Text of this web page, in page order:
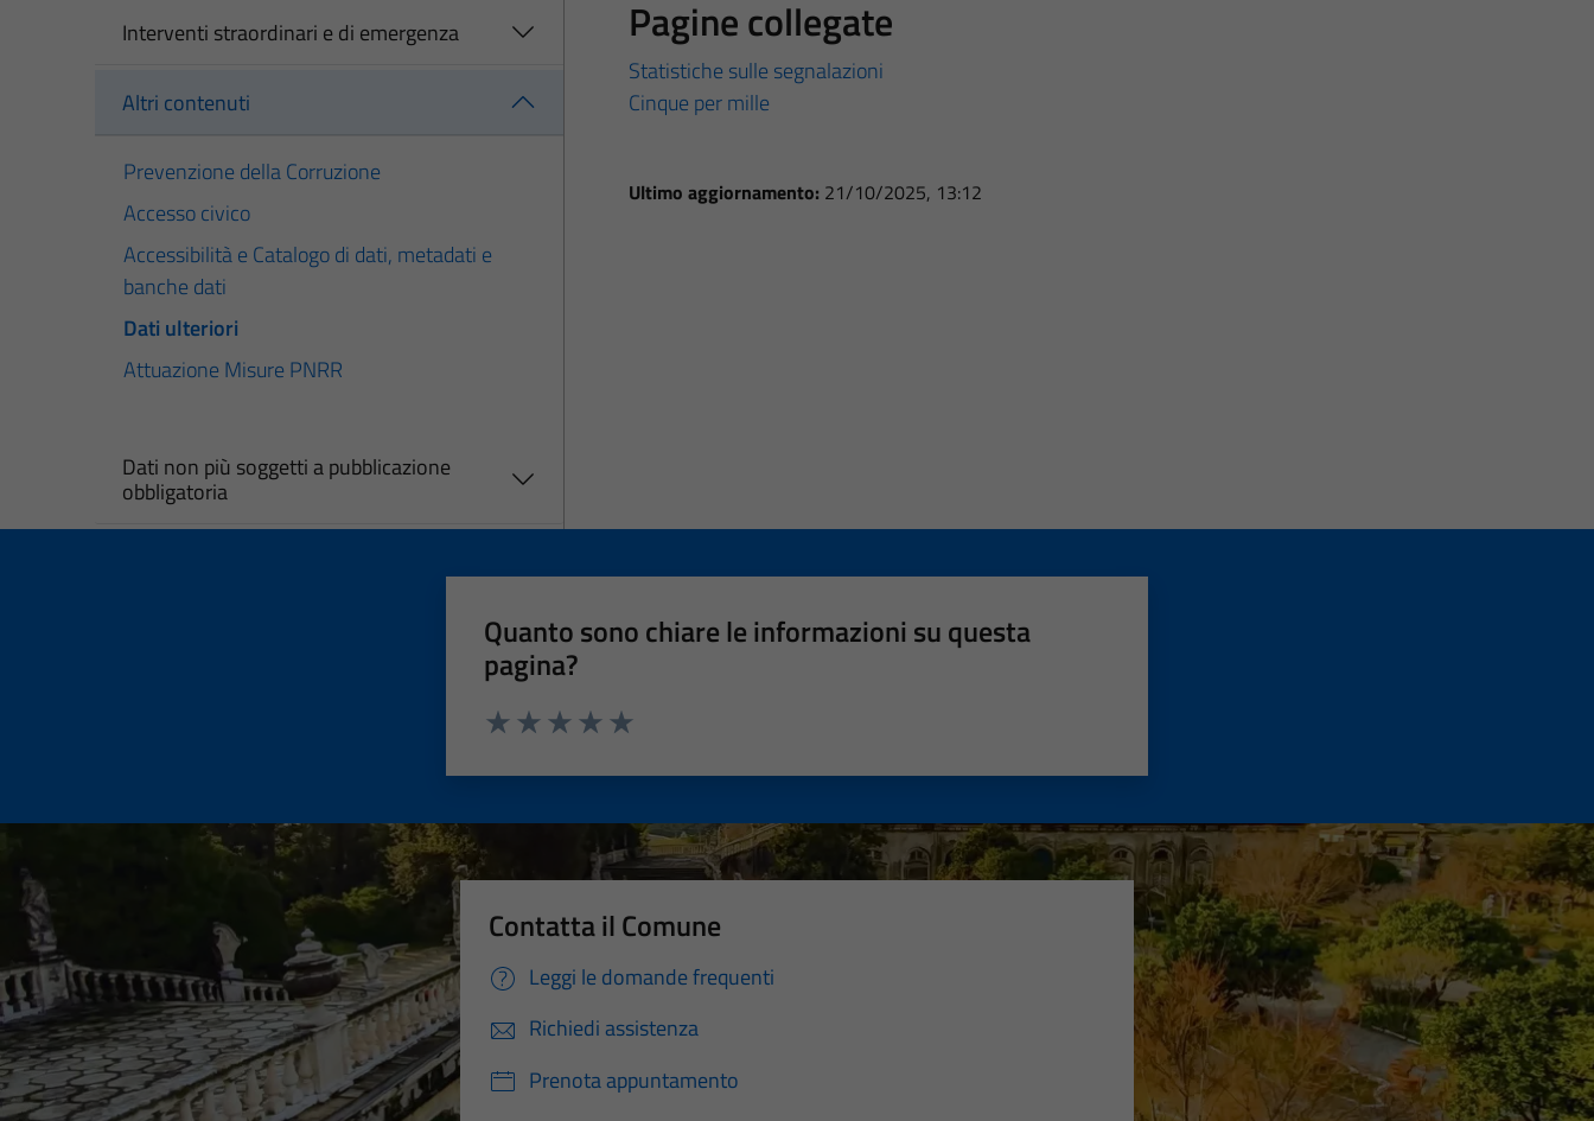
Interventi straordinari e di emergenza
Altri contenuti
Prevenzione della Corruzione
Accesso civico
Accessibilità e Catalogo di dati, metadati e
banche dati
Dati ulteriori
Attuazione Misure PNRR
Dati non più soggetti a pubblicazione
obbligatoria
Pagine collegate
Statistiche sulle segnalazioni
Cinque per mille
Ultimo aggiornamento: 21/10/2025, 13:12
Quanto sono chiare le informazioni su questa
pagina?
Contatta il Comune
Leggi le domande frequenti
Richiedi assistenza
Prenota appuntamento